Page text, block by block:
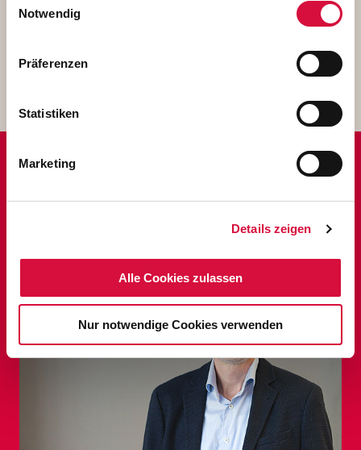
Cookies, wenn Sie unsere Webseite weiterhin nutzen.
Notwendig
Präferenzen
Statistiken
Marketing
Details zeigen
Alle Cookies zulassen
Nur notwendige Cookies verwenden
Download